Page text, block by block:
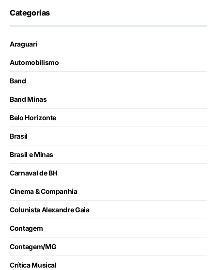
Categorias
Araguari
Automobilismo
Band
Band Minas
Belo Horizonte
Brasil
Brasil e Minas
Carnaval de BH
Cinema & Companhia
Colunista Alexandre Gaia
Contagem
Contagem/MG
Crítica Musical